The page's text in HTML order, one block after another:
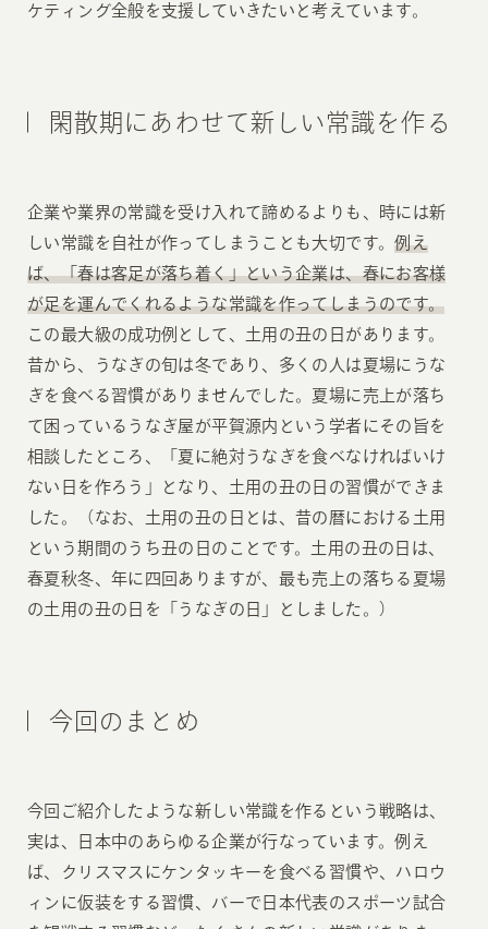
ケティング全般を支援していきたいと考えています。
閑散期にあわせて新しい常識を作る
企業や業界の常識を受け入れて諦めるよりも、時には新
しい常識を自社が作ってしまうことも大切です。例え
ば、「春は客足が落ち着く」という企業は、春にお客様
が足を運んでくれるような常識を作ってしまうのです。
この最大級の成功例として、土用の丑の日があります。
昔から、うなぎの旬は冬であり、多くの人は夏場にうな
ぎを食べる習慣がありませんでした。夏場に売上が落ち
て困っているうなぎ屋が平賀源内という学者にその旨を
相談したところ、「夏に絶対うなぎを食べなければいけ
ない日を作ろう」となり、土用の丑の日の習慣ができま
した。（なお、土用の丑の日とは、昔の暦における土用
という期間のうち丑の日のことです。土用の丑の日は、
春夏秋冬、年に四回ありますが、最も売上の落ちる夏場
の土用の丑の日を「うなぎの日」としました。）
今回のまとめ
今回ご紹介したような新しい常識を作るという戦略は、
実は、日本中のあらゆる企業が行なっています。例え
ば、クリスマスにケンタッキーを食べる習慣や、ハロウ
ィンに仮装をする習慣、バーで日本代表のスポーツ試合